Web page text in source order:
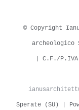
© Copyright
| C.F./
Sperate (SU) |